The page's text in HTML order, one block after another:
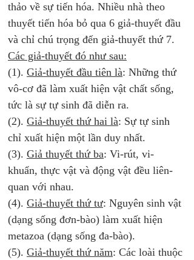
thảo về sự tiến hóa. Nhiều nhà theo
thuyết tiến hóa bỏ qua 6 giả-thuyết đầu
và chỉ chú trọng đến giả-thuyết thứ 7.
Các giả-thuyết đó như sau:
(1). Giả-thuyết đầu tiên là: Những thứ
vô-cơ đã làm xuất hiện vật chất sống,
tức là sự tự sinh đã diễn ra.
(2). Giả-thuyết thứ hai là: Sự tự sinh
chỉ xuất hiện một lần duy nhất.
(3). Giả thuyết thứ ba: Vi-rút, vi-
khuẩn, thực vật và động vật đều liên-
quan với nhau.
(4). Giả-thuyết thứ tư: Nguyên sinh vật
(dạng sống đơn-bào) làm xuất hiện
metazoa (dạng sống đa-bào).
(5). Giả-thuyết thứ năm: Các loài thuộc